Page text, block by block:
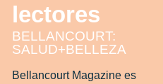
lectores
BELLANCOURT:
SALUD+BELLEZA
Bellancourt Magazine es